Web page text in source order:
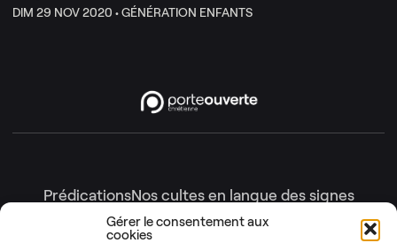
Gérer le consentement aux
cookies
DIM 29 NOV 2020 •GÉNÉRATION ENFANTS
PrédicationsNos cultes en langue des signes
Nos cultes en intégralité